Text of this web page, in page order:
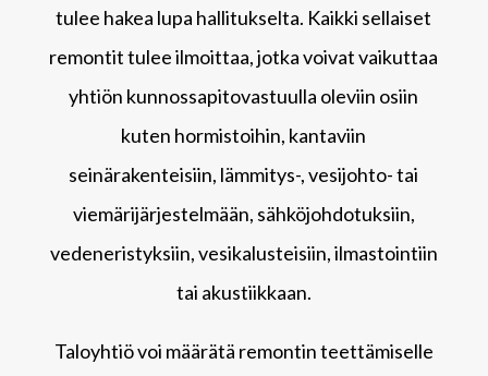
tulee hakea lupa hallitukselta. Kaikki sellaiset
remontit tulee ilmoittaa, jotka voivat vaikuttaa
yhtiön kunnossapitovastuulla oleviin osiin
kuten hormistoihin, kantaviin
seinärakenteisiin, lämmitys-, vesijohto- tai
viemärijärjestelmään, sähköjohdotuksiin,
vedeneristyksiin, vesikalusteisiin, ilmastointiin
tai akustiikkaan.
Taloyhtiö voi määrätä remontin teettämiselle